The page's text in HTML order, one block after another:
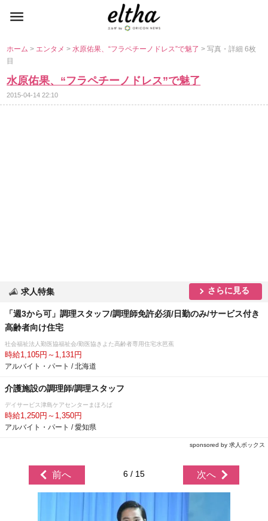
ホーム> エンタメ>水原佑果、“フラペチーノドレス”で魅了> 写真・詳細 6枚
目
水原佑果、“フラペチーノドレス”で魅了
2015-04-14 22:10
求人特集 さらに見る
「週3から可」調理スタッフ/調理師免許必須/日勤のみ/サービス付き
高齢者向け住宅
社会福祉法人勤医協福祉会/勤医協きよた高齢者専用住宅水芭蕉
時給1,105円～1,131円
アルバイト・パート / 北海道
介護施設の調理師/調理スタッフ
デイサービス津島ケアセンターまほろば
時給1,250円～1,350円
アルバイト・パート / 愛知県
sponsored by 求人ボックス
前へ 6 / 15 次へ